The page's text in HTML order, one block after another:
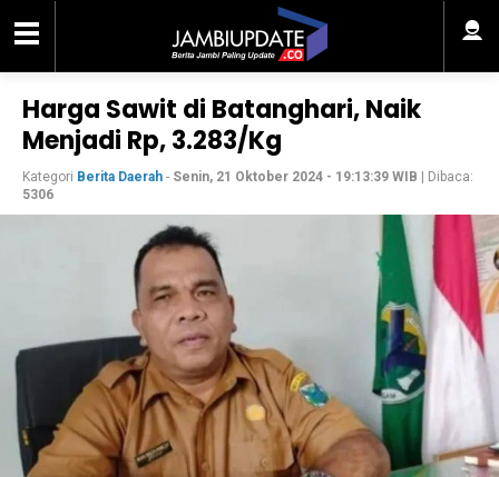
Harga Sawit di Batanghari, Naik
Menjadi Rp, 3.283/Kg
Kategori Berita Daerah - Senin, 21 Oktober 2024 - 19:13:39 WIB | Dibaca:
5306